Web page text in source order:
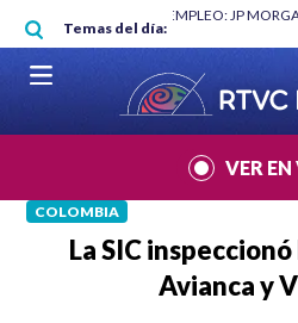
Pasar al contenido principal
Temas del día:
MÍNIMO NO DESTRUYÓ EMPLEO: JP
MUNDIAL 2026
|
VER
COLOMBIA
La SIC
Avianca y